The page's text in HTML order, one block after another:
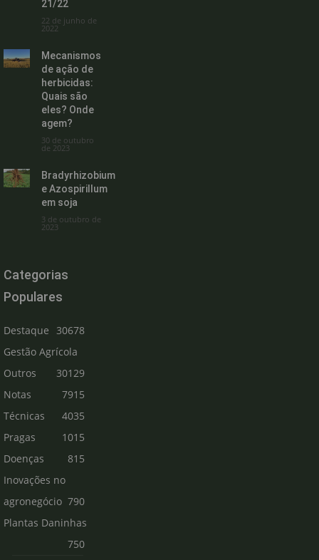
21/22
22 de junho de
2022
Mecanismos
de ação de
herbicidas:
Quais são
eles? Onde
agem?
30 de outubro
de 2023
Bradyrhizobium
e Azospirillum
em soja
3 de outubro de
2023
Categorias
Populares
Destaque
30678
Gestão Agrícola
30129
Outros
7915
Notas
Técnicas
4035
Pragas
1015
Doenças
815
Inovações no
agronegócio 790
Plantas Daninhas
750